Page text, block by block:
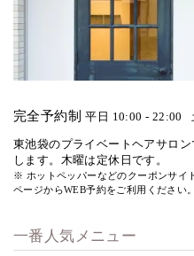
完全予約制平日 10:00 - 22:00
東池袋のプライベートヘアサロ
します。木曜は定休日です。
※ ホットペッパーなどのクーポンサイ
ページからWEB予約をご利用ください。
一番人気メニュー